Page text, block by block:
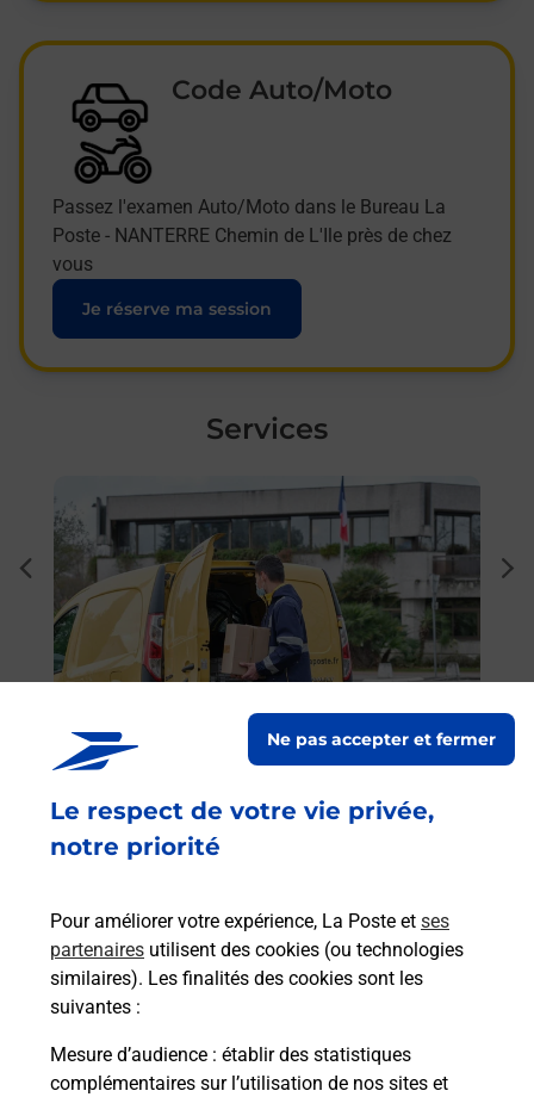
Le respect de votre vie privée,
notre priorité
Pour améliorer votre expérience, La Poste et ses
partenaires utilisent des cookies (ou technologies
similaires). Les finalités des cookies sont les
suivantes :
Mesure d’audience : établir des statistiques
complémentaires sur l’utilisation de nos sites et
Ne pas accepter et fermer
Code Auto/Moto
Passez l'examen Auto/Moto dans le Bureau La
Poste - NANTERRE Chemin de L'Ile près de chez
vous
Je réserve ma session
Services
En savoir plus
Envoyer un colis
Vous souhaitez envoyer un colis depuis :
NANTERRE CHEMIN DE L ILE (92000) ? Découvrez
En savoir plus
Foire aux questions